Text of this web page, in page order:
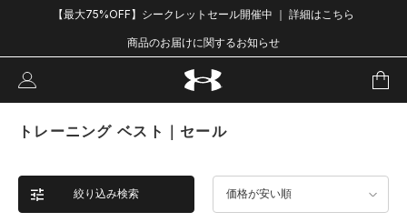
【最大75%OFF】シークレットセール開催中 ｜ 詳細はこちら
商品のお届けに関するお知らせ
トレーニング ベスト｜セール
絞り込み検索 価格が安い順